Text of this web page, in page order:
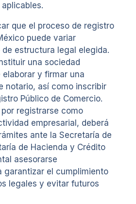
que el proceso de registro
puede variar
estructura legal elegida.
una sociedad
y firmar una
notario, así como inscribir
Público de Comercio.
registrarse como
empresarial, deberá
ante la Secretaría de
de Hacienda y Crédito
asesorarse
garantizar el cumplimiento
legales y evitar futuros